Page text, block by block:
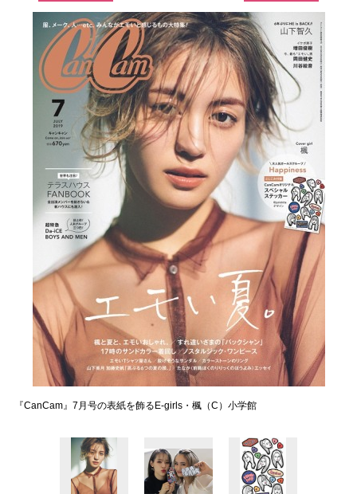
『CanCam』7月号の表紙を飾るE-girls・楓（C）小学館